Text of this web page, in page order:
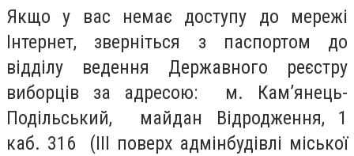
Якщо у вас немає доступу до мережі
Інтернет, зверніться з паспортом до
відділу ведення Державного реєстру
виборців за адресою: м. Кам’янець-
Подільський, майдан Відродження, 1
каб. 316 (ІІІ поверх адмінбудівлі міської